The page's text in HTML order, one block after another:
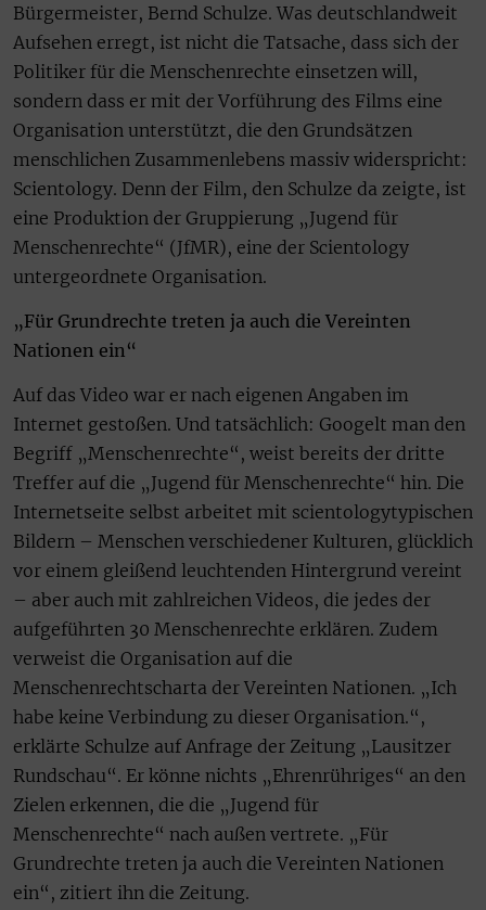
Bürgermeister, Bernd Schulze. Was deutschlandweit
Aufsehen erregt, ist nicht die Tatsache, dass sich der
Politiker für die Menschenrechte einsetzen will,
sondern dass er mit der Vorführung des Films eine
Organisation unterstützt, die den Grundsätzen
menschlichen Zusammenlebens massiv widerspricht:
Scientology. Denn der Film, den Schulze da zeigte, ist
eine Produktion der Gruppierung „Jugend für
Menschenrechte“ (JfMR), eine der Scientology
untergeordnete Organisation.
„Für Grundrechte treten ja auch die Vereinten
Nationen ein“
Auf das Video war er nach eigenen Angaben im
Internet gestoßen. Und tatsächlich: Googelt man den
Begriff „Menschenrechte“, weist bereits der dritte
Treffer auf die „Jugend für Menschenrechte“ hin. Die
Internetseite selbst arbeitet mit scientologytypischen
Bildern – Menschen verschiedener Kulturen, glücklich
vor einem gleißend leuchtenden Hintergrund vereint
– aber auch mit zahlreichen Videos, die jedes der
aufgeführten 30 Menschenrechte erklären. Zudem
verweist die Organisation auf die
Menschenrechtscharta der Vereinten Nationen. „Ich
habe keine Verbindung zu dieser Organisation.“,
erklärte Schulze auf Anfrage der Zeitung „Lausitzer
Rundschau“. Er könne nichts „Ehrenrühriges“ an den
Zielen erkennen, die die „Jugend für
Menschenrechte“ nach außen vertrete. „Für
Grundrechte treten ja auch die Vereinten Nationen
ein“, zitiert ihn die Zeitung.